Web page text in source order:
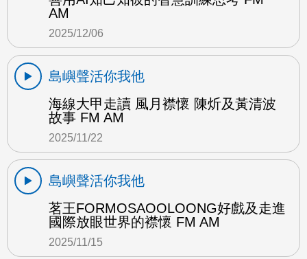
AM
2025/12/06
島嶼聲活你我他
海線大甲走讀 風月襟懷 陳炘及黃清波
故事 FM AM
2025/11/22
島嶼聲活你我他
茗王FORMOSAOOLOONG好戲及走進
國際放眼世界的襟懷 FM AM
2025/11/15